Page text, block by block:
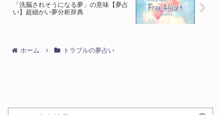
「洗脳されそうになる夢」の意味【夢占
い】超細かい夢分析辞典
ホーム トラブルの夢占い